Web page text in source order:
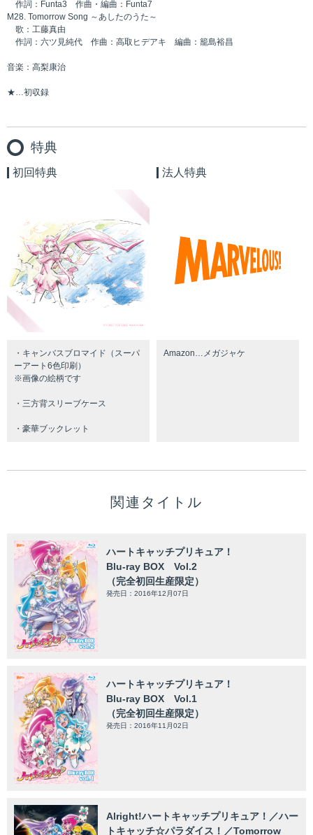
作詞：Funta3 作曲・編曲：Funta7
M28. Tomorrow Song ～あしたのうた～
歌：工藤真由
作詞：六ツ見純代 作曲：高取ヒデアキ 編曲：籠島裕昌
音楽：高梨康治
★…初収録
特典
初回特典
・キャンバスブロマイド（スーパ
ーアート6色印刷）
※画像の絵柄です
・三方背スリーブケース
・豪華ブックレット
法人特典
Amazon…メガジャケ
関連タイトル
ハートキャッチプリキュア！
Blu-ray BOX Vol.2
（完全初回生産限定）
発売日：2016年12月07日
ハートキャッチプリキュア！
Blu-ray BOX Vol.1
（完全初回生産限定）
発売日：2016年11月02日
Alright!ハートキャッチプリキュア！／ハー
トキャッチ☆パラダイス！／Tomorrow